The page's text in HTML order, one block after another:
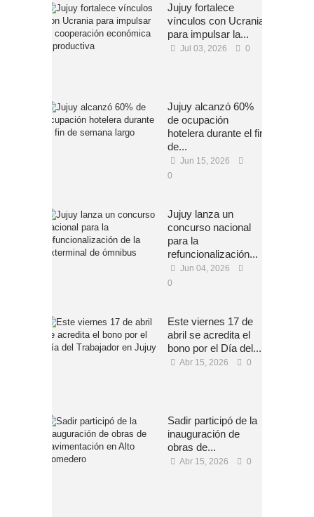
Jujuy fortalece
vínculos con Ucrania
para impulsar la...
Jul 03, 2026 0
Jujuy alcanzó 60%
de ocupación
hotelera durante el fin
de...
Jun 15, 2026
0
Jujuy lanza un
concurso nacional
para la
refuncionalización...
Jun 04, 2026
0
Este viernes 17 de
abril se acredita el
bono por el Día del...
Abr 15, 2026 0
Sadir participó de la
inauguración de
obras de...
Abr 15, 2026 0